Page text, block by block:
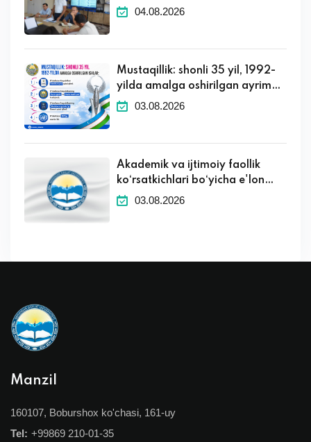
tashkil etildi
04.08.2026
Mustaqillik: shonli 35 yil, 1992-
yilda amalga oshirilgan ayrim
muhim ishlar.
03.08.2026
Akademik va ijtimoiy faollik
ko‘rsatkichlari bo‘yicha e'lon
qilingan dastlabki natijalarga
03.08.2026
Manzil
160107, Boburshox ko'chasi, 161-uy
Tel: +99869 210-01-35